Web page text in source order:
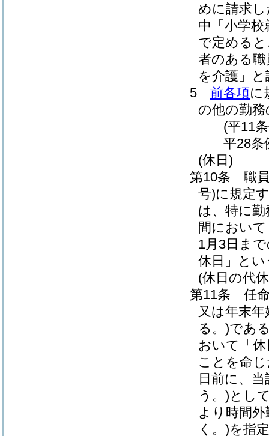
めに請求
中「小学
で定める
者のある
を介護」
5
前各項に
の他の勤
(平11
平28条
(休日)
第10条
職
号)に規定
は、特に
間におい
1月3日ま
休日」とい
(休日の代
第11条
任
又は年末
る。)であ
おいて「
ことを命
日前に、
う。)とし
より時間
く。)を指